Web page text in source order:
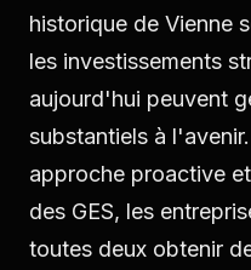
historique de Vienne
les investissements
aujourd'hui peuvent
substantiels à
approche proactive
des GES, les
toutes deux obtenir